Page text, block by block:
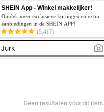
SHEIN App - Winkel makkelijker!
Ontdek meer exclusieve kortingen en extra
aanbiedingen in de SHEIN APP!
(5,417)
Zomer Jurkjes Dames
Bikini
Festival Outfits Women
Jurk
Geen resultaten voor dit item.